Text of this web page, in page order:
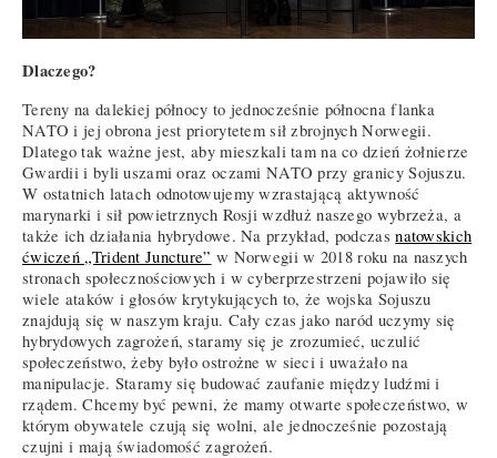
Dlaczego?
Tereny na dalekiej północy to jednocześnie północna flanka
NATO i jej obrona jest priorytetem sił zbrojnych Norwegii.
Dlatego tak ważne jest, aby mieszkali tam na co dzień żołnierze
Gwardii i byli uszami oraz oczami NATO przy granicy Sojuszu.
W ostatnich latach odnotowujemy wzrastającą aktywność
marynarki i sił powietrznych Rosji wzdłuż naszego wybrzeża, a
także ich działania hybrydowe. Na przykład, podczasnatowskich
ćwiczeń „Trident Juncture” w Norwegii w 2018 roku na naszych
stronach społecznościowych i w cyberprzestrzeni pojawiło się
wiele ataków i głosów krytykujących to, że wojska Sojuszu
znajdują się w naszym kraju. Cały czas jako naród uczymy się
hybrydowych zagrożeń, staramy się je zrozumieć, uczulić
społeczeństwo, żeby było ostrożne w sieci i uważało na
manipulacje. Staramy się budować zaufanie między ludźmi i
rządem. Chcemy być pewni, że mamy otwarte społeczeństwo, w
którym obywatele czują się wolni, ale jednocześnie pozostają
czujni i mają świadomość zagrożeń.